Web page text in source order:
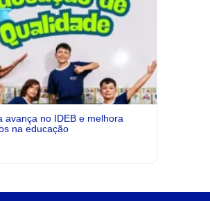
avança no IDEB e melhora
na educação